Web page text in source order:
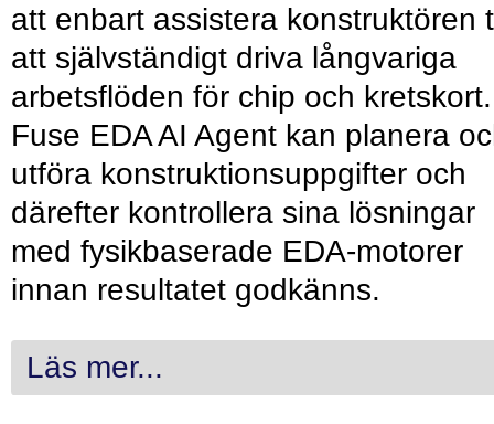
att enbart assistera konstruktören
att självständigt driva långvariga
arbetsflöden för chip och kretskort.
Fuse EDA AI Agent kan planera
utföra konstruktionsuppgifter och
därefter kontrollera sina lösningar
med fysikbaserade EDA-motorer
innan resultatet godkänns.
Läs mer...